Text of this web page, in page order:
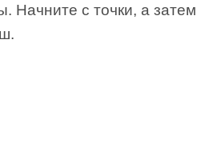
Начните с точки, а затем